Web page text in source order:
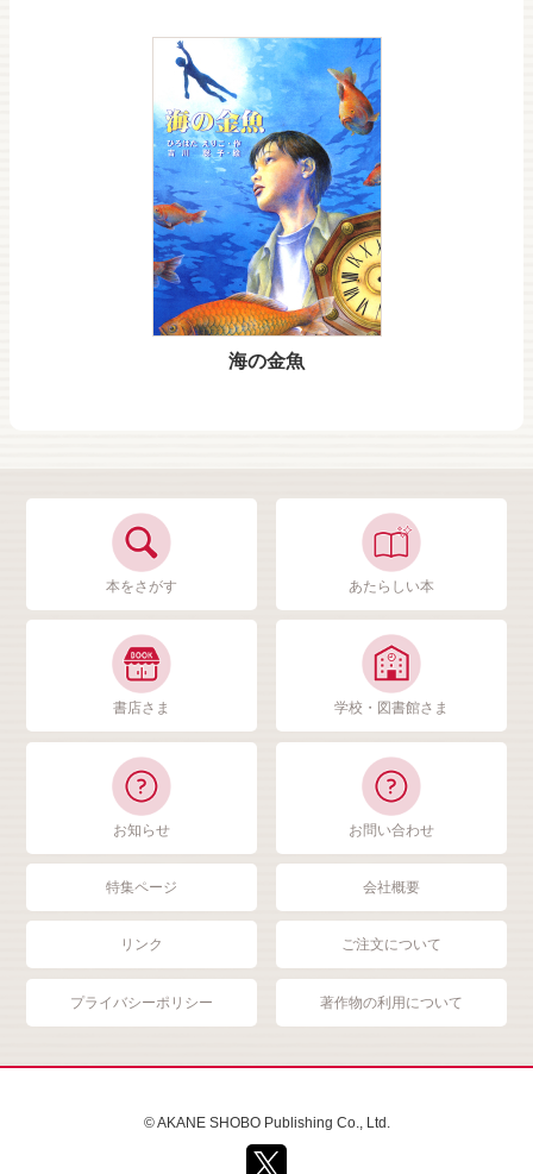
海の金魚
本をさがす あたらしい本
書店さま 学校・図書館さま
お知らせ お問い合わせ
特集ページ 会社概要
リンク ご注文について
プライバシーポリシー 著作物の利用について
© AKANE SHOBO Publishing Co., Ltd.